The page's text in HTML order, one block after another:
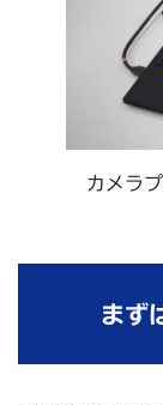
カメラ
まず